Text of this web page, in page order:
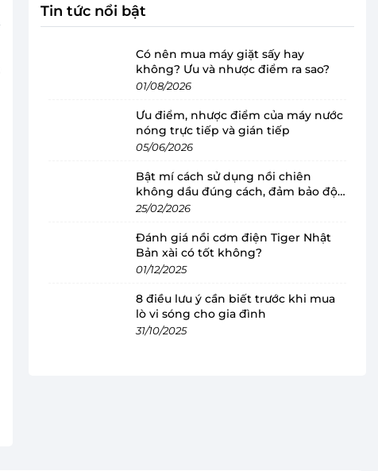
Tin tức nổi bật
Có nên mua máy giặt sấy hay
không? Ưu và nhược điểm ra sao?
01/08/2026
Ưu điểm, nhược điểm của máy nước
nóng trực tiếp và gián tiếp
05/06/2026
Bật mí cách sử dụng nồi chiên
không dầu đúng cách, đảm bảo độ
bền
25/02/2026
Đánh giá nồi cơm điện Tiger Nhật
Bản xài có tốt không?
01/12/2025
8 điều lưu ý cần biết trước khi mua
lò vi sóng cho gia đình
31/10/2025